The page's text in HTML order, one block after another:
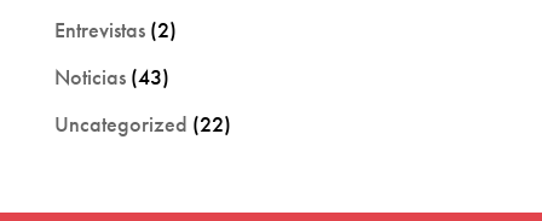
Entrevistas(2)
Noticias(43)
Uncategorized (22)